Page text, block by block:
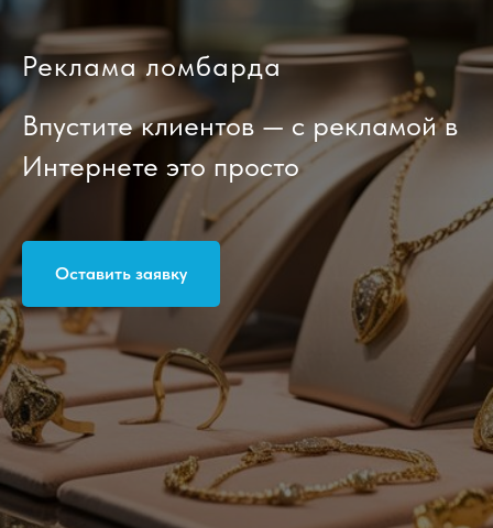
Реклама ломбарда
Впустите клиентов — с рекламой в
Интернете это просто
Оставить заявку